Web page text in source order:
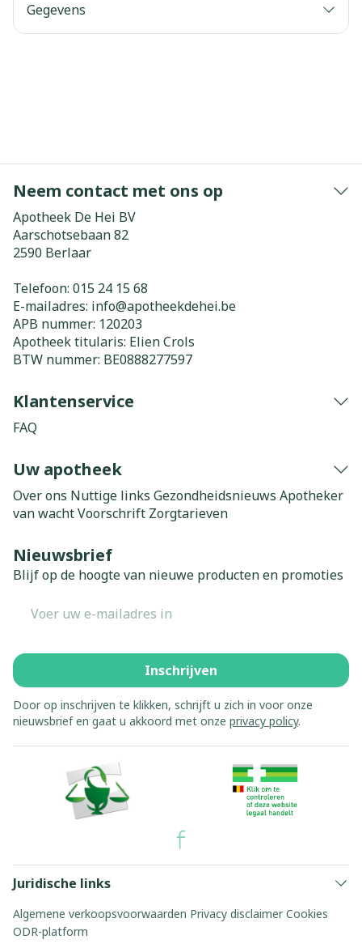
Gegevens
Neem contact met ons op
Apotheek De Hei BV
Aarschotsebaan 82
2590 Berlaar
Telefoon: 015 24 15 68
E-mailadres: info@apotheekdehei.be
APB nummer: 120203
Apotheek titularis: Elien Crols
BTW nummer: BE0888277597
Klantenservice
FAQ
Uw apotheek
Over ons Nuttige links Gezondheidsnieuws Apotheker
van wachtVoorschrift Zorgtarieven
Nieuwsbrief
Blijf op de hoogte van nieuwe producten en promoties
Inschrijven
Door op inschrijven te klikken, schrijft u zich in voor onze
nieuwsbrief en gaat u akkoord met onze privacy policy.
Juridische links
Algemene verkoopsvoorwaarden Privacy disclaimer Cookies
ODR-platform